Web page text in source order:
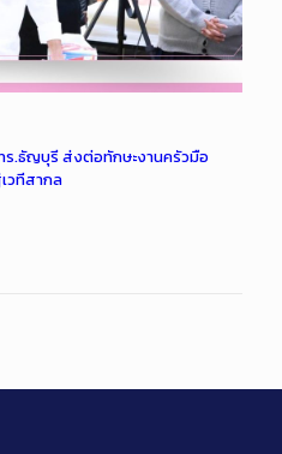
ร.ธัญบุรี ส่งต่อทักษะงานครัวมือ
วทีสากล